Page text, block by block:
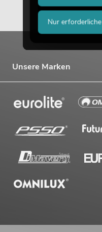
Unsere Marken
Nur erforderliche